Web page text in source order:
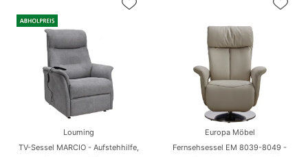
Louming
TV-Sessel MARCIO - Aufstehhilfe,
Europa Möbel
Fernsehsessel EM 8039-8049 -